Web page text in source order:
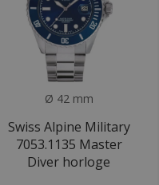
Ø 42 mm
Swiss Alpine Military
7053.1135 Master
Diver horloge